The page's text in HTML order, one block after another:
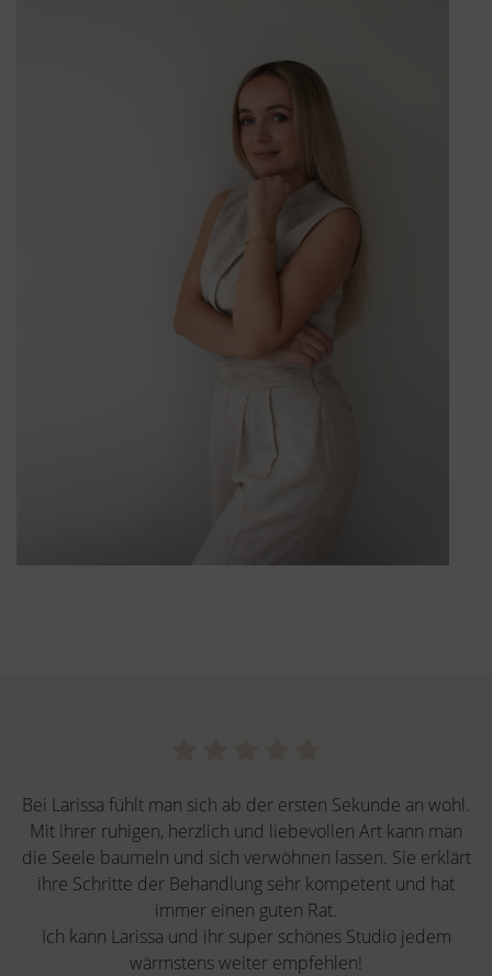
Bei Larissa fühlt man sich ab der ersten Sekunde an wohl.
Mit ihrer ruhigen, herzlich und liebevollen Art kann man
die Seele baumeln und sich verwöhnen lassen. Sie erklärt
ihre Schritte der Behandlung sehr kompetent und hat
immer einen guten Rat.
Ich kann Larissa und ihr super schönes Studio jedem
wärmstens weiter empfehlen!